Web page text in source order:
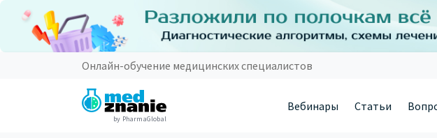
Онлайн-обучение медицинских специалистов
by PharmaGlobal
Вебинары Статьи